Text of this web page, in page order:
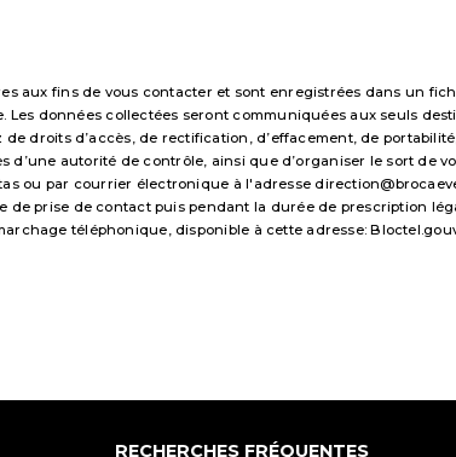
aux fins de vous contacter et sont enregistrées dans un
données collectées seront communiquées aux seuls
droits d’accès, de rectification, d’effacement, de
autorité de contrôle, ainsi que d’organiser le sort de
ou par courrier électronique à l'adresse
de prise de contact puis pendant la durée de prescription
téléphonique, disponible à cette adresse:
RECHERCHES FRÉQUENTES